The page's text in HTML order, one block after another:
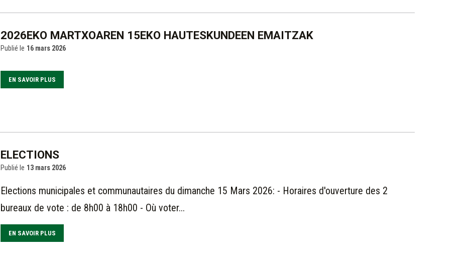
2026EKO MARTXOAREN 15EKO HAUTESKUNDEEN EMAITZAK
Publié le 16 mars 2026
EN SAVOIR PLUS
ELECTIONS
Publié le 13 mars 2026
Elections municipales et communautaires du dimanche 15 Mars 2026: - Horaires d'ouverture des 2
bureaux de vote : de 8h00 à 18h00 - Où voter...
EN SAVOIR PLUS